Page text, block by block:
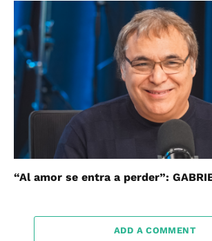
“Al amor se entra a perder”:
ADD A COMMENT